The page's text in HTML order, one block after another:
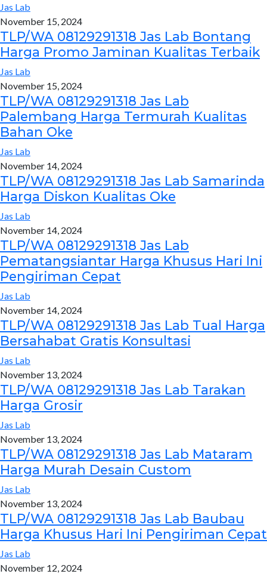
Jas Lab
November 15, 2024
TLP/WA 08129291318 Jas Lab Bontang
Harga Promo Jaminan Kualitas Terbaik
Jas Lab
November 15, 2024
TLP/WA 08129291318 Jas Lab
Palembang Harga Termurah Kualitas
Bahan Oke
Jas Lab
November 14, 2024
TLP/WA 08129291318 Jas Lab Samarinda
Harga Diskon Kualitas Oke
Jas Lab
November 14, 2024
TLP/WA 08129291318 Jas Lab
Pematangsiantar Harga Khusus Hari Ini
Pengiriman Cepat
Jas Lab
November 14, 2024
TLP/WA 08129291318 Jas Lab Tual Harga
Bersahabat Gratis Konsultasi
Jas Lab
November 13, 2024
TLP/WA 08129291318 Jas Lab Tarakan
Harga Grosir
Jas Lab
November 13, 2024
TLP/WA 08129291318 Jas Lab Mataram
Harga Murah Desain Custom
Jas Lab
November 13, 2024
TLP/WA 08129291318 Jas Lab Baubau
Harga Khusus Hari Ini Pengiriman Cepat
Jas Lab
November 12, 2024